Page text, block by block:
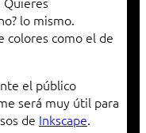
lo mismo.
colores como el de
el público
será muy útil para
de Inkscape.